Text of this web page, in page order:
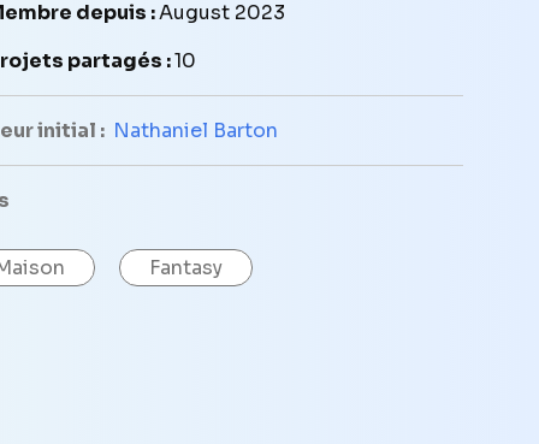
depuis :August 2023
partagés :10
initial : Nathaniel Barton
Fantasy